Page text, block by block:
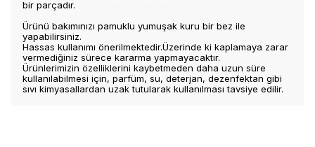
bir parçadır.
Ürünü bakımınızı pamuklu yumuşak kuru bir bez ile
yapabilirsiniz.
Hassas kullanımı önerilmektedir.Üzerinde ki kaplamaya zarar
vermediğiniz sürece kararma yapmayacaktır.
Ürünlerimizin özelliklerini kaybetmeden daha uzun süre
kullanılabilmesi için, parfüm, su, deterjan, dezenfektan gibi
sıvı kimyasallardan uzak tutularak kullanılması tavsiye edilir.